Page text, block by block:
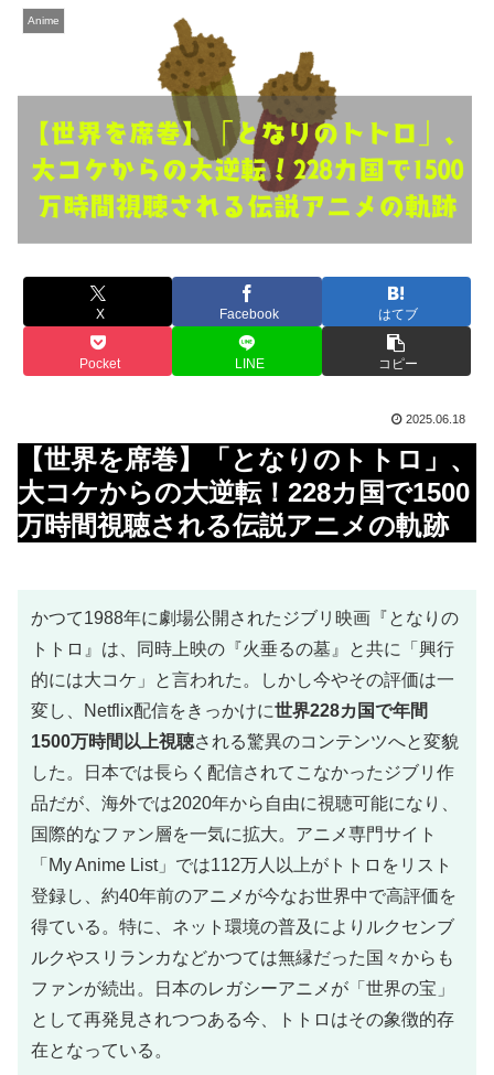
Anime
X Facebook はてブ
Pocket LINE コピー
2025.06.18
【世界を席巻】「となりのトトロ」、
大コケからの大逆転！228カ国で1500
万時間視聴される伝説アニメの軌跡
かつて1988年に劇場公開されたジブリ映画『となりの
トトロ』は、同時上映の『火垂るの墓』と共に「興行
的には大コケ」と言われた。しかし今やその評価は一
変し、Netflix配信をきっかけに世界228カ国で年間
1500万時間以上視聴される驚異のコンテンツへと変貌
した。日本では長らく配信されてこなかったジブリ作
品だが、海外では2020年から自由に視聴可能になり、
国際的なファン層を一気に拡大。アニメ専門サイト
「My Anime List」では112万人以上がトトロをリスト
登録し、約40年前のアニメが今なお世界中で高評価を
得ている。特に、ネット環境の普及によりルクセンブ
ルクやスリランカなどかつては無縁だった国々からも
ファンが続出。日本のレガシーアニメが「世界の宝」
として再発見されつつある今、トトロはその象徴的存
在となっている。